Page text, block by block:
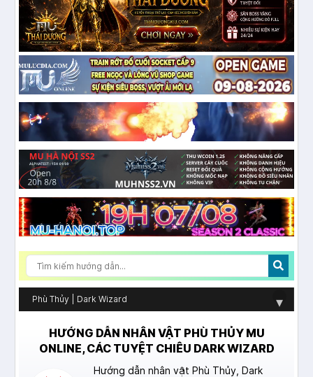
Phù Thủy | Dark Wizard ▾
HƯỚNG DẪN NHÂN VẬT PHÙ THỦY MU
ONLINE, CÁC TUYỆT CHIÊU DARK WIZARD
Hướng dẫn nhân vật Phù Thủy, Dark